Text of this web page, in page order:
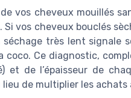
vos cheveux mouillés
vos cheveux bouclés
séchage très lent signale
Ce diagnostic,
de l’épaisseur de
de multiplier les achats